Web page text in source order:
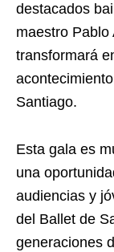
destacados
maestro
transformará
Santiago.
Esta gala es
una
audiencias y
del Ballet de
generaciones